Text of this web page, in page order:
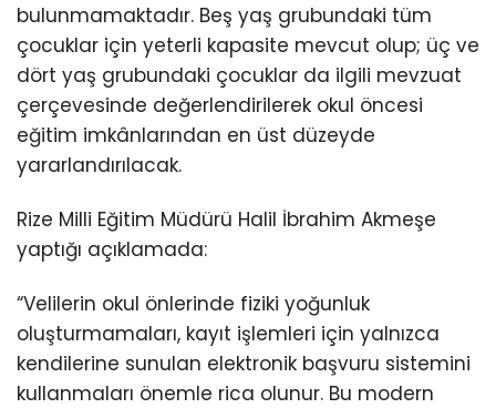
bulunmamaktadır. Beş yaş grubundaki tüm
çocuklar için yeterli kapasite mevcut olup; üç ve
dört yaş grubundaki çocuklar da ilgili mevzuat
çerçevesinde değerlendirilerek okul öncesi
eğitim imkânlarından en üst düzeyde
yararlandırılacak.
Rize Milli Eğitim Müdürü Halil İbrahim Akmeşe
yaptığı açıklamada:
“Velilerin okul önlerinde fiziki yoğunluk
oluşturmamaları, kayıt işlemleri için yalnızca
kendilerine sunulan elektronik başvuru sistemini
kullanmaları önemle rica olunur. Bu modern